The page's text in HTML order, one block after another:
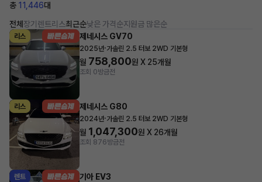
총 11,446대
전체 장기렌트리스최근순낮은 가격순지원금 많은순
리스 제네시스 GV70
2025년·가솔린 2.5 터보 2WD 기본형
월 758,800원 X 25개월
조회 0방금전
리스 제네시스 G80
2024년·가솔린 2.5 터보 2WD 기본형
월 1,047,300원 X 26개월
조회 876방금전
렌트 기아 EV3